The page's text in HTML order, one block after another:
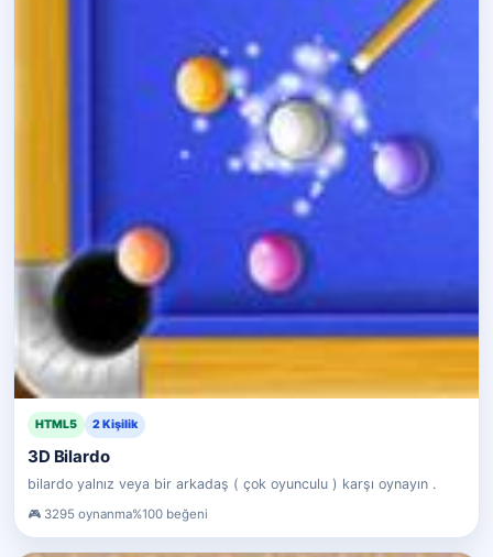
HTML5 2 Kişilik
3D Bilardo
bilardo yalnız veya bir arkadaş ( çok oyunculu ) karşı oynayın .
3295 oynanma%100 beğeni